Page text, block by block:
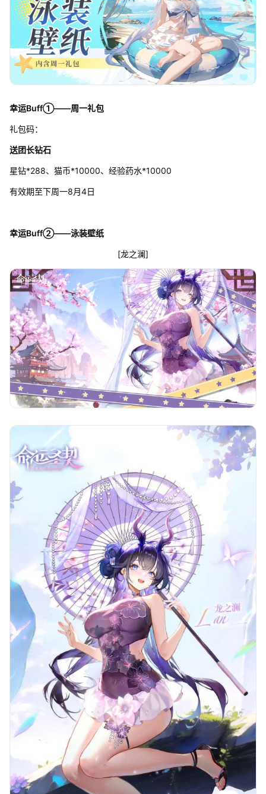
幸运Buff①——周一礼包
礼包码：
送团长钻石
星钻*288、猫币*10000、经验药水*10000
有效期至下周一8月4日
幸运Buff②——泳装壁纸
[龙之澜]